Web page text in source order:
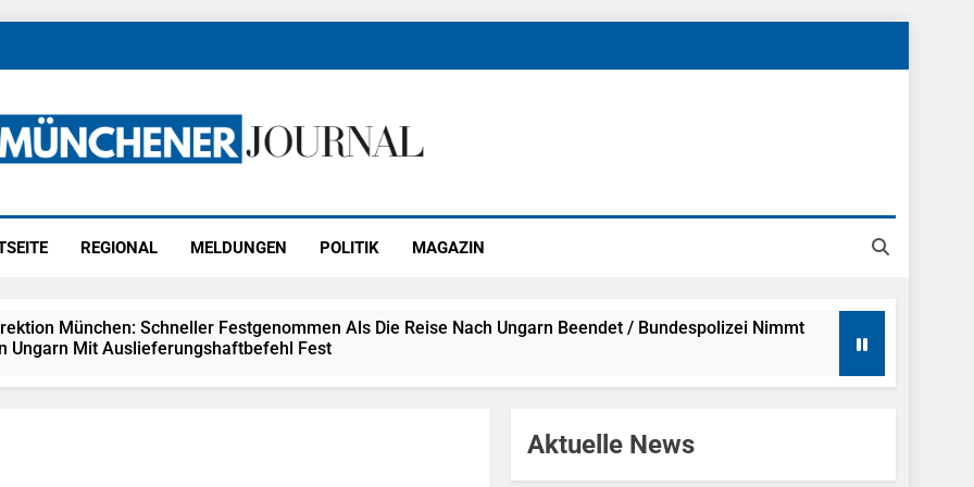
REGIONAL MELDUNGEN POLITIK MAGAZIN
München: Schneller Festgenommen Als Die Reise Nach Ungarn Beendet / Bundespolizei Nimmt
Ungarn Mit Auslieferungshaftbefehl Fest
Aktuelle News